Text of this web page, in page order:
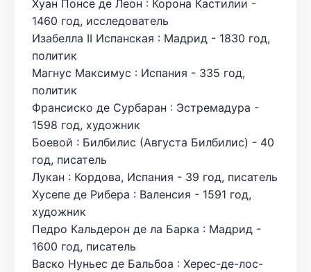
Хуан Понсе де Леон : Корона Кастилии -
1460 год, исследователь
Изабелла II Испанская : Мадрид - 1830 год,
политик
Магнус Максимус : Испания - 335 год,
политик
Франсиско де Сурбаран : Эстремадура -
1598 год, художник
Боевой : Билбилис (Августа Билбилис) - 40
год, писатель
Лукан : Кордова, Испания - 39 год, писатель
Хусепе де Рибера : Валенсия - 1591 год,
художник
Педро Кальдерон де ла Барка : Мадрид -
1600 год, писатель
Васко Нуньес де Бальбоа : Херес-де-лос-